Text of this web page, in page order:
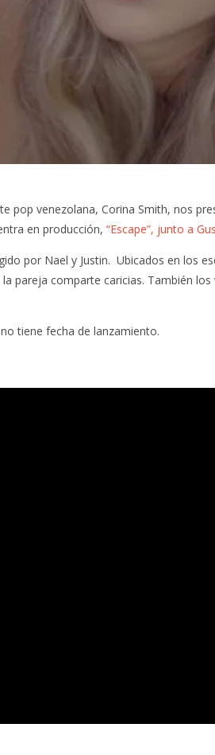
pop venezolana, Corina Smith, nos
en producción, “Escape”, junto a
por Nael y Justin. Ubicados en los
pareja comparte caricias. También
tiene fecha de lanzamiento.